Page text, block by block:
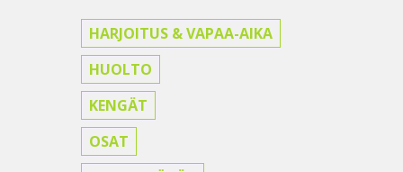
HARJOITUS & VAPAA-AIKA
HUOLTO
KENGÄT
OSAT